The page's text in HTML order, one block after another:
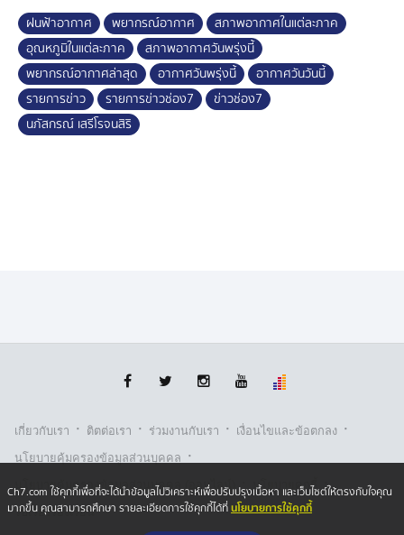
ฝนฟ้าอากาศ พยากรณ์อากาศ
สภาพอากาศในแต่ละภาค
อุณหภูมิในแต่ละภาค
สภาพอากาศวันพรุ่งนี้
พยากรณ์อากาศล่าสุด
อากาศวันพรุ่งนี้
อากาศวันวันนี้
รายการข่าว
รายการข่าวช่อง7
ข่าวช่อง7
นภัสกรณ์ เสรีโรจนสิริ
เกี่ยวกับเรา · ติตต่อเรา · ร่วมงานกับเรา · เงื่อนไขและข้อตกลง ·
นโยบายคุ้มครองข้อมูลส่วนบุคคล ·
นโยบายคุ้มครองข้อมูลส่วนบุคคล (ออนไลน์) · นโยบายคุกกี้ ·
รับเรื่องร้องเรียน
Ch7.com ใช้คุกกี้เพื่อที่จะได้นำข้อมูลไปวิเคราะห์เพื่อปรับปรุงเนื้อหา และเว็บไซต์ให้ตรงกับใจคุณ
มากขึ้น คุณสามารถศึกษา รายละเอียดการใช้คุกกี้ได้ที่นโยบายการใช้คุกกี้